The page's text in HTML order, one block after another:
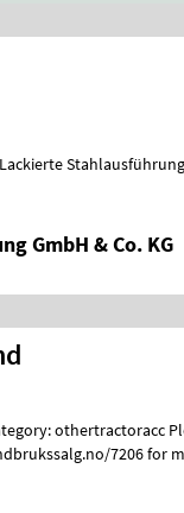
GmbH & Co. KG
7206 for